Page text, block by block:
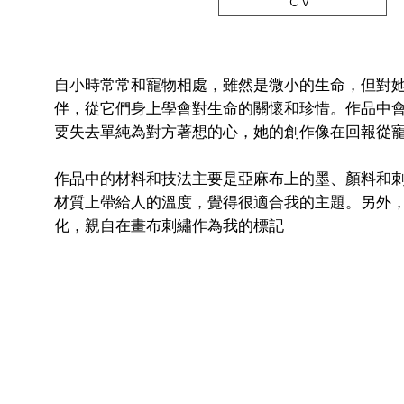
自小時常常和寵物相處，雖然是微小的生命，但對
伴，從它們身上學會對生命的關懷和珍惜。作品中
要失去單純為對方著想的心，她的創作像在回報從
作品中的材料和技法主要是亞麻布上的墨、顏料和
材質上帶給人的溫度，覺得很適合我的主題。另外
化，親自在畫布刺繡作為我的標記